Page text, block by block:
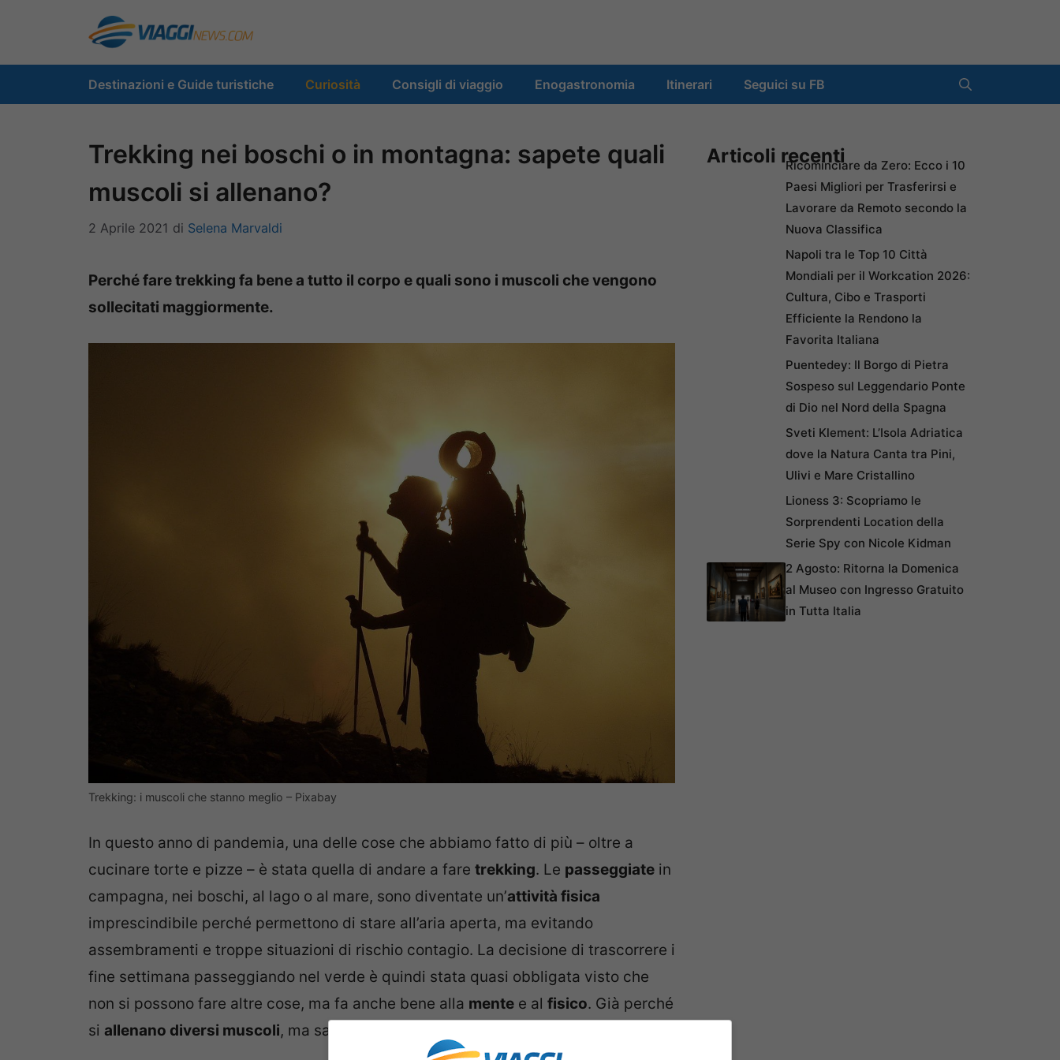
contenuto
Destinazioni e Guide turistiche Curiosità Consigli di viaggio Enogastronomia Itinerari Seguici su FB
Trekking nei boschi o in montagna: sapete quali
muscoli si allenano?
2 Aprile 2021 di Selena Marvaldi
Perché fare trekking fa bene a tutto il corpo e quali sono i muscoli che vengono
sollecitati maggiormente.
Trekking: i muscoli che stanno meglio – Pixabay
In questo anno di pandemia, una delle cose che abbiamo fatto di più – oltre a
cucinare torte e pizze – è stata quella di andare a fare trekking. Le passeggiate in
campagna, nei boschi, al lago o al mare, sono diventate un’attività fisica
imprescindibile perché permettono di stare all’aria aperta, ma evitando
assembramenti e troppe situazioni di rischio contagio. La decisione di trascorrere i
fine settimana passeggiando nel verde è quindi stata quasi obbligata visto che
non si possono fare altre cose, ma fa anche bene alla mente e al fisico. Già perché
si allenano diversi muscoli, ma sapete quali?
Articoli recentiRicominciare da Zero: Ecco i 10
Paesi Migliori per Trasferirsi e
Lavorare da Remoto secondo la
Nuova Classifica
Napoli tra le Top 10 Città
Mondiali per il Workcation 2026:
Cultura, Cibo e Trasporti
Efficiente la Rendono la
Favorita Italiana
Puentedey: Il Borgo di Pietra
Sospeso sul Leggendario Ponte
di Dio nel Nord della Spagna
Sveti Klement: L’Isola Adriatica
dove la Natura Canta tra Pini,
Ulivi e Mare Cristallino
Lioness 3: Scopriamo le
Sorprendenti Location della
Serie Spy con Nicole Kidman
2 Agosto: Ritorna la Domenica
al Museo con Ingresso Gratuito
in Tutta Italia